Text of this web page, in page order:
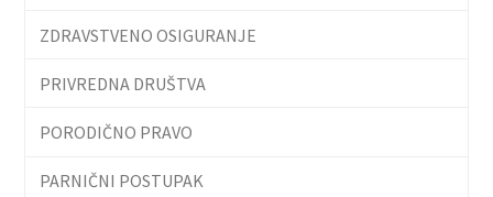
ZDRAVSTVENO OSIGURANJE
PRIVREDNA DRUŠTVA
PORODIČNO PRAVO
PARNIČNI POSTUPAK